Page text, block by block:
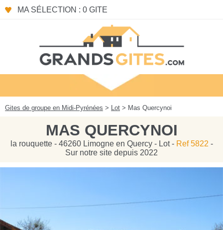
MA SÉLECTION : 0 GITE
Gites de groupe en Midi-Pyrénées > Lot > Mas Quercynoi
MAS QUERCYNOI
la rouquette - 46260 Limogne en Quercy - Lot - Ref 5822 -
Sur notre site depuis 2022
Panneau de gestion des cookies